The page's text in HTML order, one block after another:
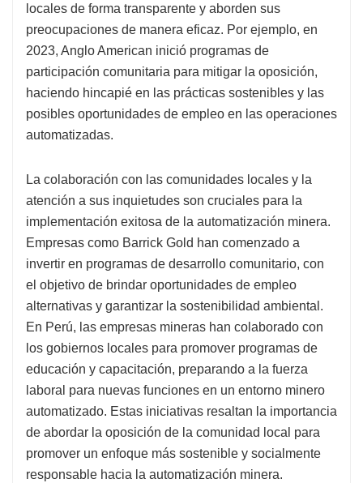
locales de forma transparente y aborden sus
preocupaciones de manera eficaz. Por ejemplo, en
2023, Anglo American inició programas de
participación comunitaria para mitigar la oposición,
haciendo hincapié en las prácticas sostenibles y las
posibles oportunidades de empleo en las operaciones
automatizadas.
La colaboración con las comunidades locales y la
atención a sus inquietudes son cruciales para la
implementación exitosa de la automatización minera.
Empresas como Barrick Gold han comenzado a
invertir en programas de desarrollo comunitario, con
el objetivo de brindar oportunidades de empleo
alternativas y garantizar la sostenibilidad ambiental.
En Perú, las empresas mineras han colaborado con
los gobiernos locales para promover programas de
educación y capacitación, preparando a la fuerza
laboral para nuevas funciones en un entorno minero
automatizado. Estas iniciativas resaltan la importancia
de abordar la oposición de la comunidad local para
promover un enfoque más sostenible y socialmente
responsable hacia la automatización minera.